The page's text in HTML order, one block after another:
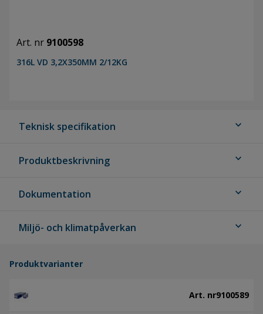
Art. nr 9100598
316L VD 3,2X350MM 2/12KG
Teknisk specifikation expand_more
Produktbeskrivning expand_more
Dokumentation expand_more
Miljö- och klimatpåverkan expand_more
Produktvarianter
Art. nr9100589